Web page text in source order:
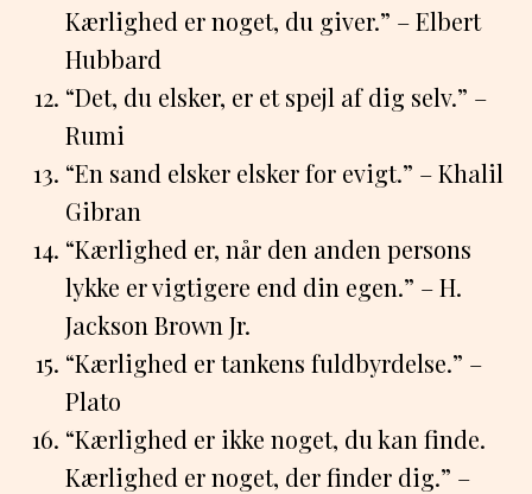
Kærlighed er noget, du giver.” – Elbert
Hubbard
“Det, du elsker, er et spejl af dig selv.” –
Rumi
“En sand elsker elsker for evigt.” – Khalil
Gibran
“Kærlighed er, når den anden persons
lykke er vigtigere end din egen.” – H.
Jackson Brown Jr.
“Kærlighed er tankens fuldbyrdelse.” –
Plato
“Kærlighed er ikke noget, du kan finde.
Kærlighed er noget, der finder dig.” –